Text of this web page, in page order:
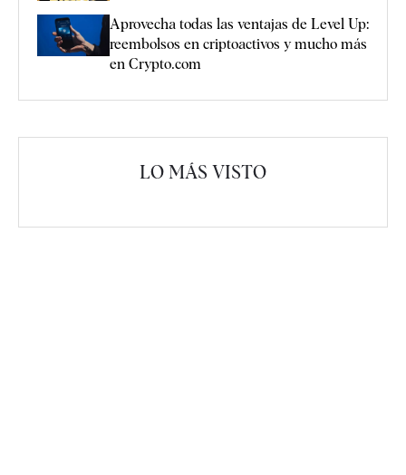
Aprovecha todas las ventajas de Level Up:
reembolsos en criptoactivos y mucho más
en Crypto.com
LO MÁS VISTO